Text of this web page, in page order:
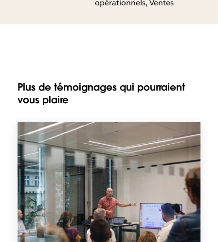
opérationnels, Ventes
Plus de témoignages qui pourraient
vous plaire